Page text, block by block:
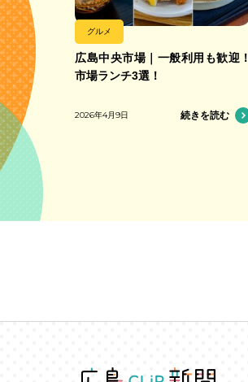
グルメ
広島中央市場｜一般利用も歓迎！
市場ランチ3選！
2026年4月9日 続きを読む